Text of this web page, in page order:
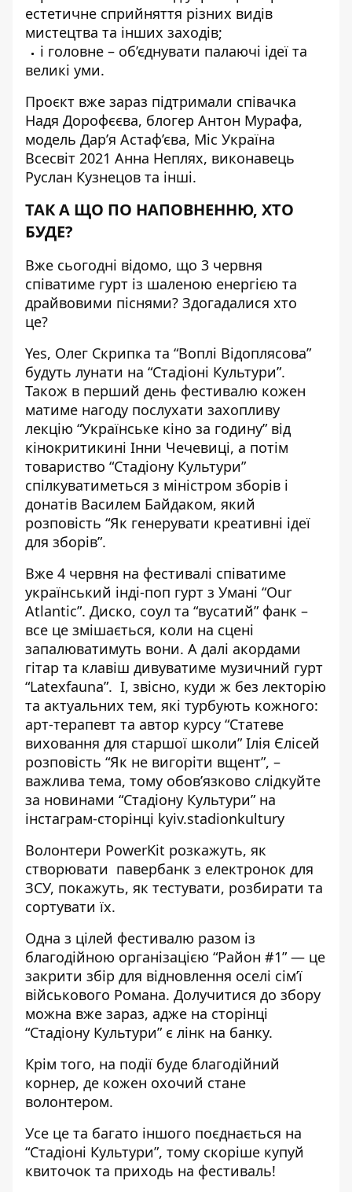
естетичне сприйняття різних видів
мистецтва та інших заходів;
і головне – об’єднувати палаючі ідеї та
великі уми.
Проєкт вже зараз підтримали співачка
Надя Дорофєєва, блогер Антон Мурафа,
модель Дар’я Астаф’єва, Міс Україна
Всесвіт 2021 Анна Неплях, виконавець
Руслан Кузнецов та інші.
ТАК А ЩО ПО НАПОВНЕННЮ, ХТО
БУДЕ?
Вже сьогодні відомо, що 3 червня
співатиме гурт із шаленою енергією та
драйвовими піснями? Здогадалися хто
це?
Yes, Олег Скрипка та “Воплі Відоплясова”
будуть лунати на “Стадіоні Культури”.
Також в перший день фестивалю кожен
матиме нагоду послухати захопливу
лекцію “Українське кіно за годину” від
кінокритикині Інни Чечевиці, а потім
товариство “Стадіону Культури”
спілкуватиметься з міністром зборів і
донатів Василем Байдаком, який
розповість “Як генерувати креативні ідеї
для зборів”.
Вже 4 червня на фестивалі співатиме
український інді-поп гурт з Умані “Our
Atlantic”. Диско, соул та “вусатий” фанк –
все це змішається, коли на сцені
запалюватимуть вони. А далі акордами
гітар та клавіш дивуватиме музичний гурт
“Latexfauna”. І, звісно, куди ж без лекторію
та актуальних тем, які турбують кожного:
арт-терапевт та автор курсу “Статеве
виховання для старшої школи” Ілія Єлісей
розповість “Як не вигоріти вщент”, –
важлива тема, тому обов’язково слідкуйте
за новинами “Стадіону Культури” на
інстаграм-сторінці kyiv.stadionkultury
Волонтери PowerKit розкажуть, як
створювати павербанк з електронок для
ЗСУ, покажуть, як тестувати, розбирати та
сортувати їх.
Одна з цілей фестивалю разом із
благодійною організацією “Район #1” — це
закрити збір для відновлення оселі сім’ї
військового Романа. Долучитися до збору
можна вже зараз, адже на сторінці
“Стадіону Культури” є лінк на банку.
Крім того, на події буде благодійний
корнер, де кожен охочий стане
волонтером.
Усе це та багато іншого поєднається на
“Стадіоні Культури”, тому скоріше купуй
квиточок та приходь на фестиваль!